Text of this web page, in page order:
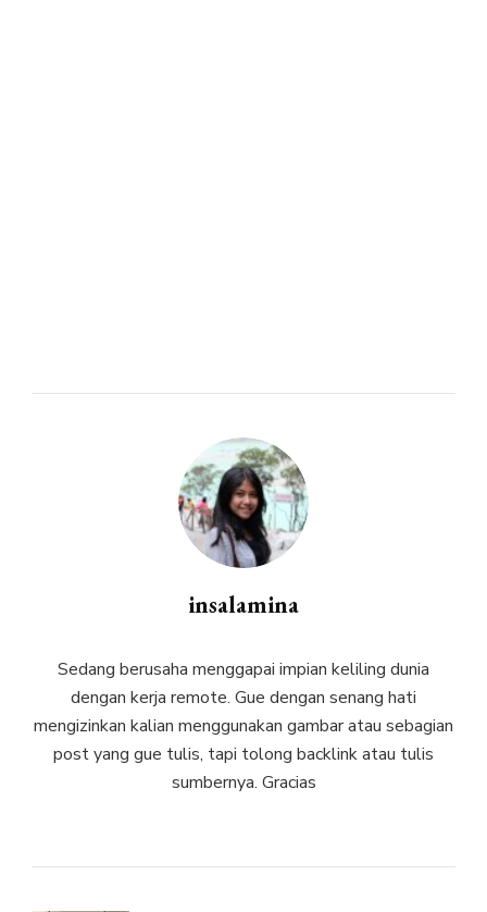
insalamina
Sedang berusaha menggapai impian keliling dunia
dengan kerja remote. Gue dengan senang hati
mengizinkan kalian menggunakan gambar atau sebagian
post yang gue tulis, tapi tolong backlink atau tulis
sumbernya. Gracias